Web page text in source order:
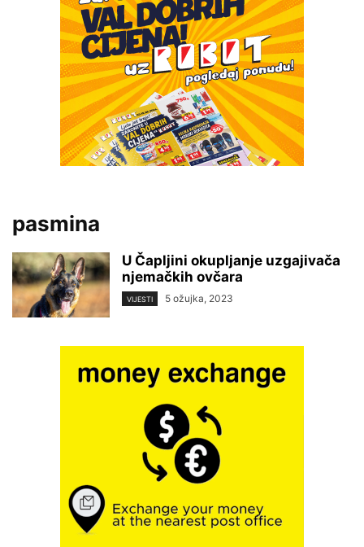
pasmina
U Čapljini okupljanje uzgajivača
njemačkih ovčara
VIJESTI 5 ožujka, 2023